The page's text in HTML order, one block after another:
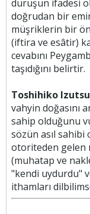
duruşun ifadesi
doğrudan bir
müşriklerin bir
(iftira ve esâtir)
cevabını
taşıdığını belirtir.
Toshihiko Izutsu
vahyin doğasını
sahip olduğunu
sözün asıl sahibi
otoriteden gelen
(muhatap ve
"kendi uydurdu"
ithamları